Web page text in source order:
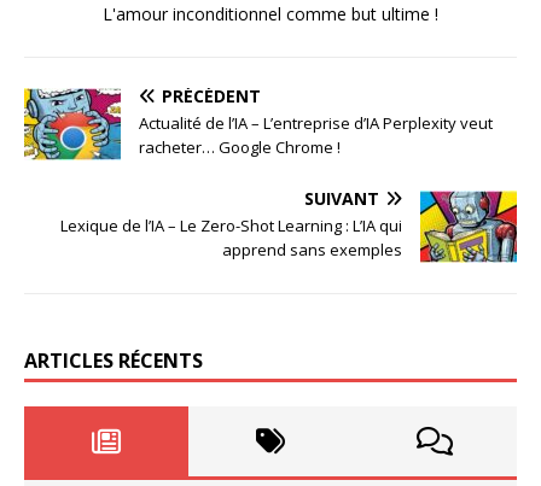
L'amour inconditionnel comme but ultime !
PRÉCÉDENT
Actualité de l’IA – L’entreprise d’IA Perplexity veut
racheter… Google Chrome !
SUIVANT
Lexique de l’IA – Le Zero-Shot Learning : L’IA qui
apprend sans exemples
ARTICLES RÉCENTS